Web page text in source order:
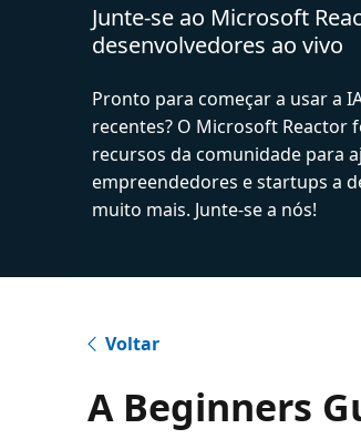
Junte-se ao Microsoft
desenvolvedores ao vivo
Pronto para começar a usar a
recentes? O Microsoft Reactor
recursos da comunidade para
empreendedores e startups a
muito mais. Junte-se a nós!
Voltar
A Beginners